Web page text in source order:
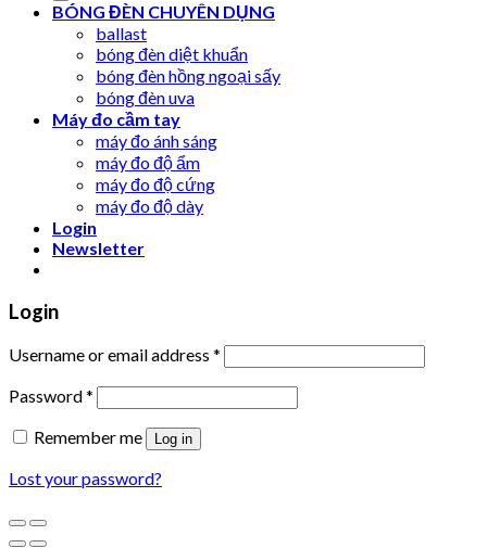
BÓNG ĐÈN CHUYÊN DỤNG
ballast
bóng đèn diệt khuẩn
bóng đèn hồng ngoại sấy
bóng đèn uva
Máy đo cầm tay
máy đo ánh sáng
máy đo độ ẩm
máy đo độ cứng
máy đo độ dày
Login
Newsletter
Login
Username or email address *
Password*
Remember me
Log in
Lost your password?